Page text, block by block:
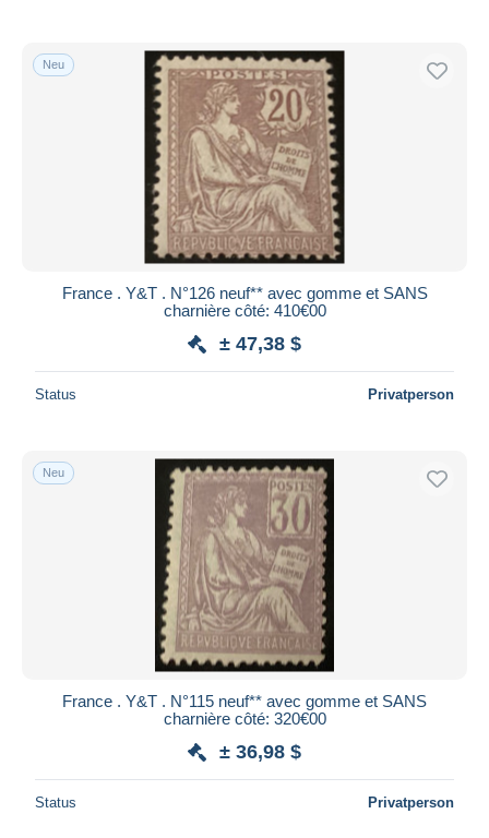
Kostenloser Versand
Zahlungsmethoden
PayPal
Banküberweisung
Mastercard
Bancontact
Maestro
Gesamte Auswahl aufheben
Wohnsitz des Verkäufers
Übernehmen
Neu
France . Y&T . N°126 neuf** avec gomme et SANS
charnière côté: 410€00
± 47,38 $
Status Privatperson
Neu
France . Y&T . N°115 neuf** avec gomme et SANS
charnière côté: 320€00
± 36,98 $
Status Privatperson